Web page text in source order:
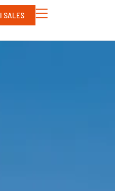
SALES